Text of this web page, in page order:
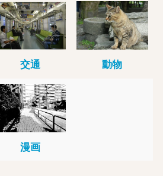
交通 動物
漫画